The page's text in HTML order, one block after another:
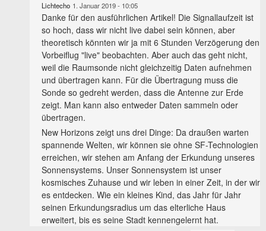
Lichtecho 1. Januar 2019 - 10:05
Danke für den ausführlichen Artikel! Die Signallaufzeit ist
so hoch, dass wir nicht live dabei sein können, aber
theoretisch könnten wir ja mit 6 Stunden Verzögerung den
Vorbeiflug "live" beobachten. Aber auch das geht nicht,
weil die Raumsonde nicht gleichzeitig Daten aufnehmen
und übertragen kann. Für die Übertragung muss die
Sonde so gedreht werden, dass die Antenne zur Erde
zeigt. Man kann also entweder Daten sammeln oder
übertragen.
New Horizons zeigt uns drei Dinge: Da draußen warten
spannende Welten, wir können sie ohne SF-Technologien
erreichen, wir stehen am Anfang der Erkundung unseres
Sonnensystems. Unser Sonnensystem ist unser
kosmisches Zuhause und wir leben in einer Zeit, in der wir
es entdecken. Wie ein kleines Kind, das Jahr für Jahr
seinen Erkundungsradius um das elterliche Haus
erweitert, bis es seine Stadt kennengelernt hat.